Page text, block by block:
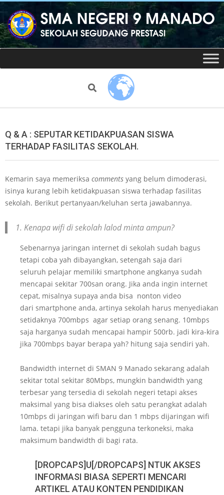
content
Website
resmi
9
Manado
Navigation
Search
Q & A : SEPUTAR KETIDAKPUASAN SISWA
TERHADAP FASILITAS SEKOLAH.
Kemarin saya memeriksa comments yang belum dimoderasi,
isinya kurang lebih ketidakpuasan siswa terhadap fasilitas
sekolah. Berikut pertanyaan/keluhan serta jawabannya.
1. Kenapa wifi di sekolah lalod minta ampun?
Sebenarnya jaringan internet di sekolah sudah bagus
tetapi coba yah dibayangkan, setengah saja dari
seluruh pelajar memiliki smartphone angkanya sudah
mencapai sekitar 700san orang. Jika anda ingin internet
cepat, misalnya supaya anda bisa nonton video
dari smartphone anda, artinya sekolah harus menyediakan
setidaknya 700mbps agar setiap orang senang. 10mbps
saja harganya sudah mencapai hampir 500rb. jadi kira-kira
jika 700mbps bayar berapa yah? hitung saja sendiri yah.
Bandwidth internet di SMAN 9 Manado sekarang adalah
sekitar total sekitar 80Mbps, mungkin bandwidth yang
terbesar yang tersedia di sekolah negeri tetapi akses
maksimal yang bisa diakses oleh satu perangkat adalah
10mbps di jaringan wifi baru dan 1 mbps dijaringan wifi
lama. tetapi jika banyak pengguna terkoneksi, maka
maksimum bandwidth di bagi rata.
[DROPCAPS]U[/DROPCAPS] NTUK AKSES
INFORMASI BIASA SEPERTI MENCARI
ARTIKEL ATAU KONTEN PENDIDIKAN